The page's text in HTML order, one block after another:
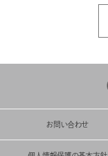
お問い合わせ